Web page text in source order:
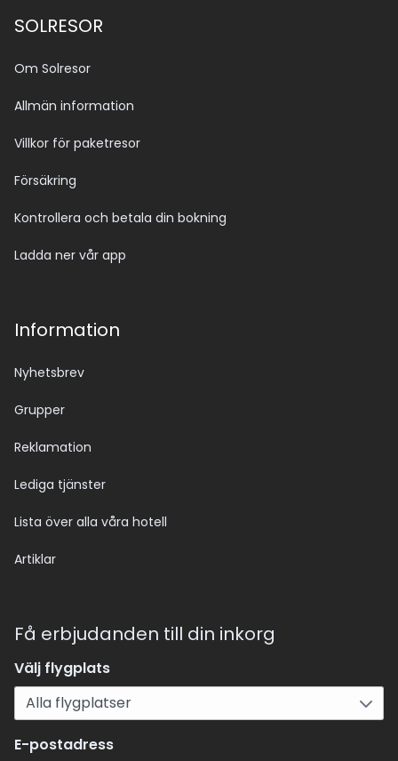
SOLRESOR
Om Solresor
Allmän information
Villkor för paketresor
Försäkring
Kontrollera och betala din bokning
Ladda ner vår app
Information
Nyhetsbrev
Grupper
Reklamation
Lediga tjänster
Lista över alla våra hotell
Artiklar
Få erbjudanden till din inkorg
Välj flygplats
E-postadress